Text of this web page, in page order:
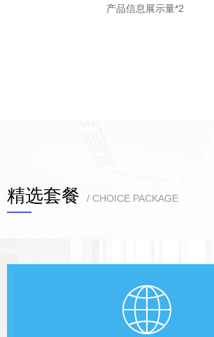
产品信息展示量*2
精选套餐 / CHOICE PACKAGE